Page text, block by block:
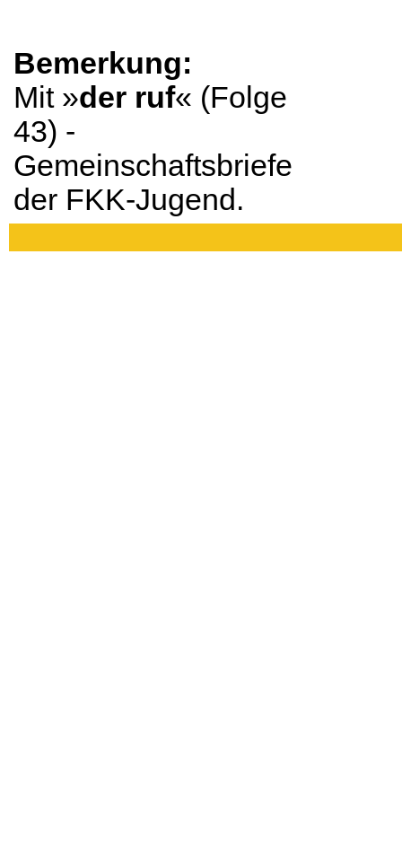
Bemerkung:
Mit »der ruf« (Folge
43) -
Gemeinschaftsbriefe
der FKK-Jugend.